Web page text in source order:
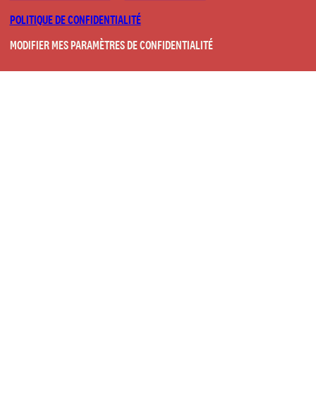
POLITIQUE DE CONFIDENTIALITÉ
MODIFIER MES PARAMÈTRES DE CONFIDENTIALITÉ